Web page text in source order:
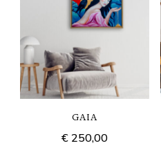
GAIA
€ 250,00